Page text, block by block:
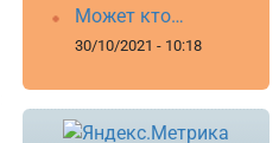
Может кто…
30/10/2021 - 10:18